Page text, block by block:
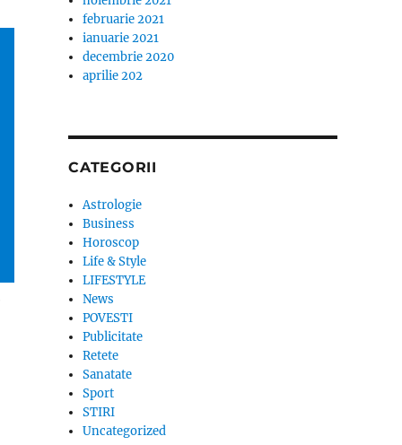
februarie 2021
ianuarie 2021
decembrie 2020
aprilie 202
CATEGORII
Astrologie
Business
Horoscop
Life & Style
LIFESTYLE
News
POVESTI
Publicitate
Retete
Sanatate
Sport
STIRI
Uncategorized